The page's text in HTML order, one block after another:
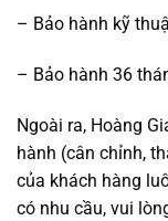
– Bảo hành kỹ
– Bảo hành 36
Ngoài ra, Hoàng
hành (cân chỉnh,
của khách hàng
có nhu cầu, vui